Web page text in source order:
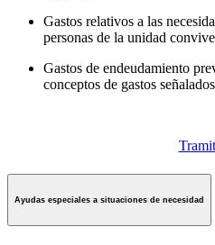
Gastos relativos a las
personas de la unidad
Gastos de endeudamiento
conceptos de gastos
Ayudas especiales a situaciones de necesidad